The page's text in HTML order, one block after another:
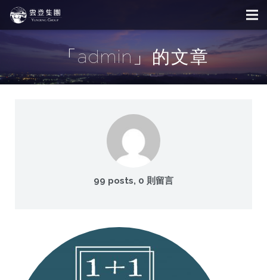
「admin」的文章
99 posts, 0 則留言